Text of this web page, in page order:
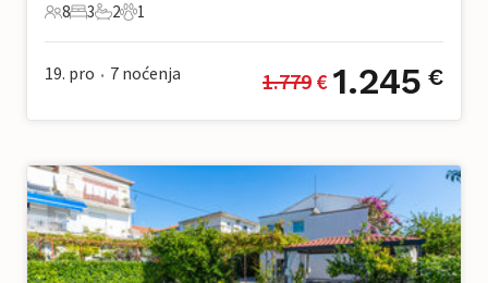
8 Gosti
8
3 Spavaće sobe
3
2 Kupaonice
2
1 Kućni ljubimac
1
19. pro • 7 noćenja 1.779 € 1.245 €